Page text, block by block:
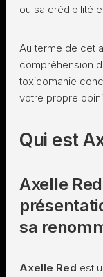
ou sa crédibilité
Au terme de cet
compréhension
toxicomanie
votre propre
Qui est
Axelle
sa
Axelle Red est